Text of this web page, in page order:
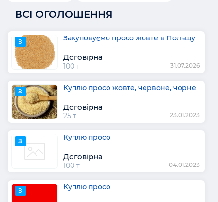
ВСІ ОГОЛОШЕННЯ
З Закуповуємо просо жовте в Польщу
Договірна
100 т 31.07.2026
З Куплю просо жовте, червоне, чорне
Договірна
25 т 23.01.2023
З Куплю просо
Договірна
100 т 04.01.2023
З Куплю просо